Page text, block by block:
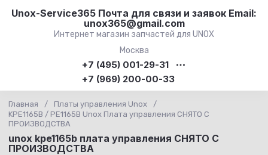
Unox-Service365 Почта для связи и заявок Email:
unox365@gmail.com
Интернет магазин запчастей для UNOX
Москва
+7 (495) 001-29-31
+7 (969) 200-00-33
Главная / Платы управления Unox
/
KPE1165B / PE1165B Unox Плата управления СНЯТО С
ПРОИЗВОДСТВА
unox kpe1165b плата управления СНЯТО С
ПРОИЗВОДСТВА